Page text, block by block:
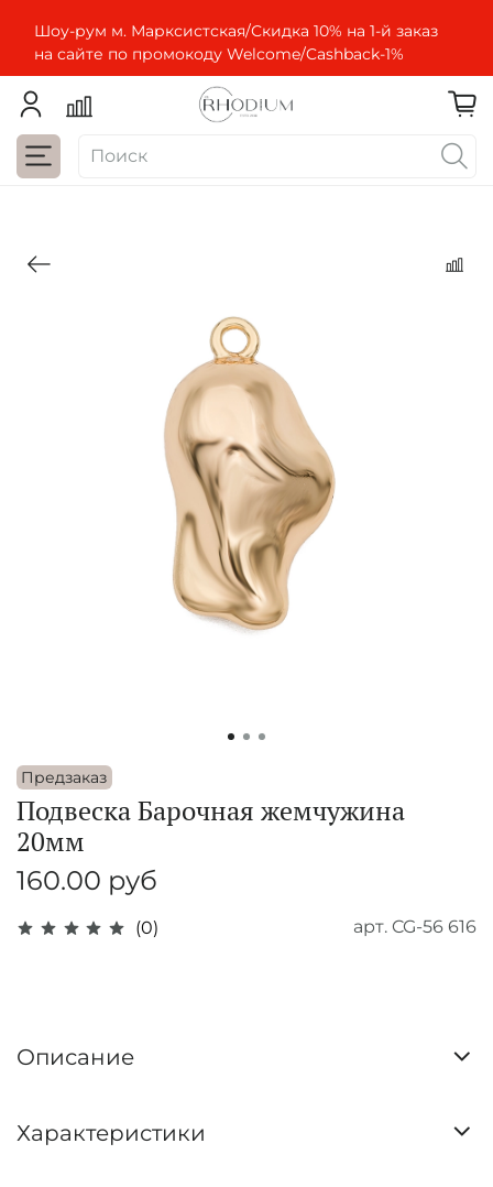
Шоу-рум м. Марксистская/Скидка 10% на 1-й заказ
на сайте по промокоду Welcome/Cashbaсk-1%
Предзаказ
(0) арт. CG-56 616
Подвеска Барочная жемчужина
20мм
160.00 руб
Описание
Характеристики